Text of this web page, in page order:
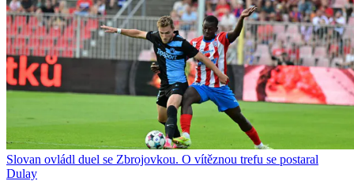
Slovan ovládl duel se Zbrojovkou. O vítěznou trefu se postaral
Dulay